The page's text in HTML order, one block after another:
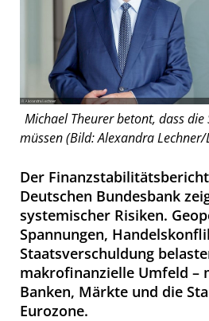
Michael Theurer betont, dass
müssen (Bild: Alexandra
Der
Deutschen Bundesbank
systemischer Risiken.
Spannungen,
Staatsverschuldung
makrofinanzielle Umfeld –
Banken, Märkte und die
Eurozone.